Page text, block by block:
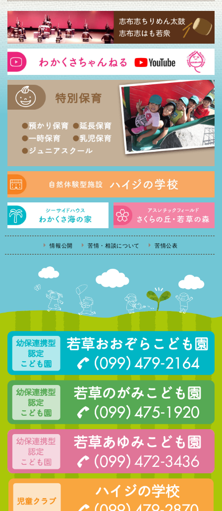
情報公開 苦情・相談について 苦情公表